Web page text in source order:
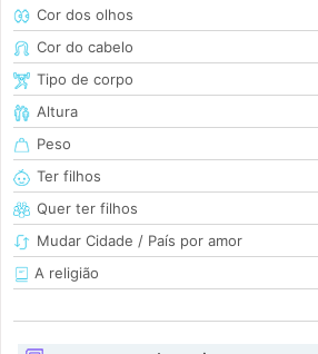
Cor dos olhos
Cor do cabelo
Tipo de corpo
Altura
Peso
Ter filhos
Quer ter filhos
Mudar Cidade / País por amor
A religião